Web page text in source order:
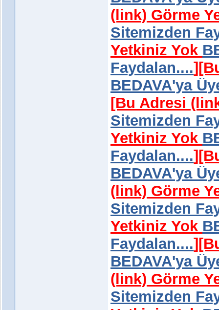
(link) Görme
Sitemizden
Yetkiniz Yok
Faydalan....]
BEDAVA'ya
[Bu Adresi
Sitemizden
Yetkiniz Yok
Faydalan....]
BEDAVA'ya
(link) Görme
Sitemizden
Yetkiniz Yok
Faydalan....]
BEDAVA'ya
(link) Görme
Sitemizden